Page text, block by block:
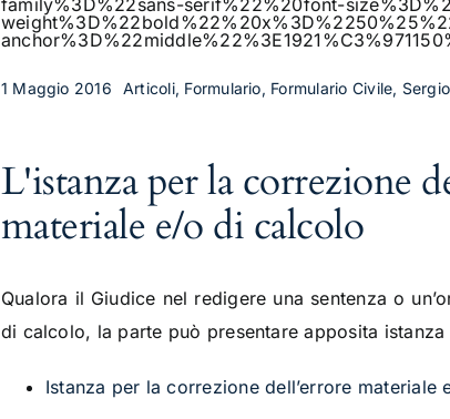
family%3D%22sans-serif%22%20font-
1 Maggio 2016 Articoli, Formulario, Formulario Civile,
L'istanza per la correzione
materiale e/o di calcolo
Qualora il Giudice nel redigere una sentenza o
di calcolo, la parte può presentare apposita
Istanza per la correzione dell’errore materiale